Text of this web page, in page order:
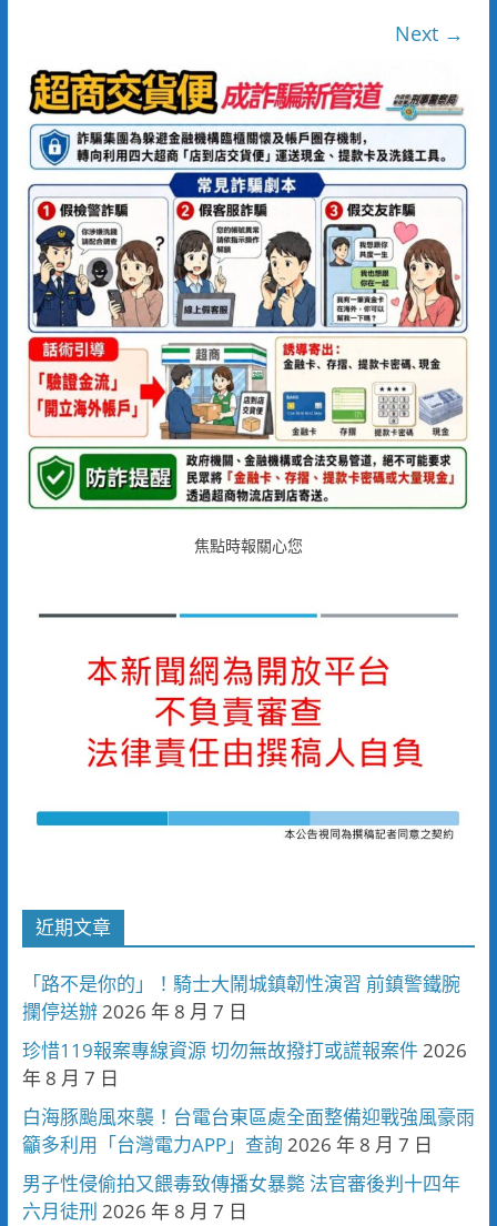
Next →
焦點時報關心您
近期文章
「路不是你的」！騎士大鬧城鎮韌性演習 前鎮警鐵腕
攔停送辦2026 年 8 月 7 日
珍惜119報案專線資源 切勿無故撥打或謊報案件2026
年 8 月 7 日
白海豚颱風來襲！台電台東區處全面整備迎戰強風豪雨
籲多利用「台灣電力APP」查詢 2026 年 8 月 7 日
男子性侵偷拍又餵毒致傳播女暴斃 法官審後判十四年
六月徒刑 2026 年 8 月 7 日